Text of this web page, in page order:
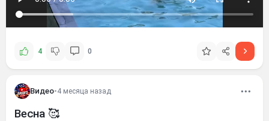
4 0
Видео•4 месяца назад
Весна 🥰